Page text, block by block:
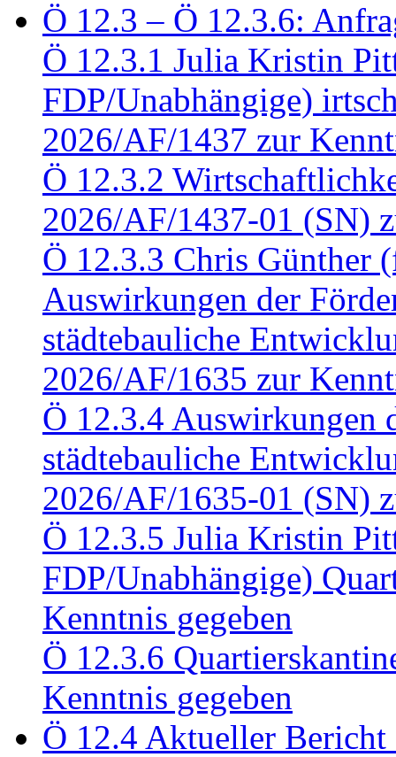
Ö 12.3 – Ö 12.3.6:
Ö 12.3.1 Julia Kristin
FDP/Unabhängige)
2026/AF/1437 zur
Ö 12.3.2
2026/AF/1437-01 (SN)
Ö 12.3.3 Chris Günther
Auswirkungen der
städtebauliche
2026/AF/1635 zur
Ö 12.3.4 Auswirkungen
städtebauliche
2026/AF/1635-01 (SN)
Ö 12.3.5 Julia Kristin
FDP/Unabhängige)
Kenntnis gegeben
Ö 12.3.6
Kenntnis gegeben
Ö 12.4 Aktueller Bericht